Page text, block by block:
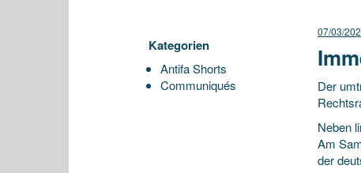
Kategorien
Antifa Shorts
Communiqués
07/03/
Der
Neben
Am
der